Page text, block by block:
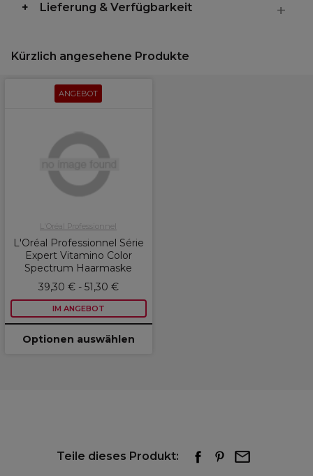
Lieferung & Verfügbarkeit
Kürzlich angesehene Produkte
ANGEBOT
L'Oréal Professionnel
L'Oréal Professionnel Série
Expert Vitamino Color
Spectrum Haarmaske
39,30 € - 51,30 €
IM ANGEBOT
Optionen auswählen
Teile dieses Produkt: